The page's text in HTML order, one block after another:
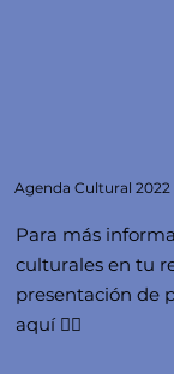
Agenda Cultural 2022
Para más
culturales en tu
presentación de
aquí 👇🏻